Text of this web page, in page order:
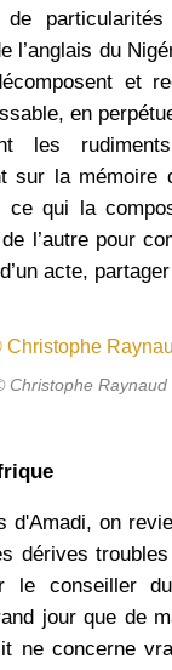
l’anglais du
et
en
les
sur la
qui la
l’autre pour
acte,
Christophe Raynaud
d'Amadi, on
dérives
le conseiller
jour que de
ne concerne